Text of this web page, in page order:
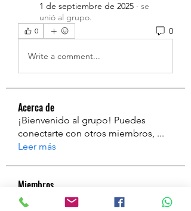
1 de septiembre de 2025 · se
unió al grupo.
0 0
Write a comment...
Acerca de
¡Bienvenido al grupo! Puedes
conectarte con otros miembros, ...
Leer más
Miembros
a Seguir